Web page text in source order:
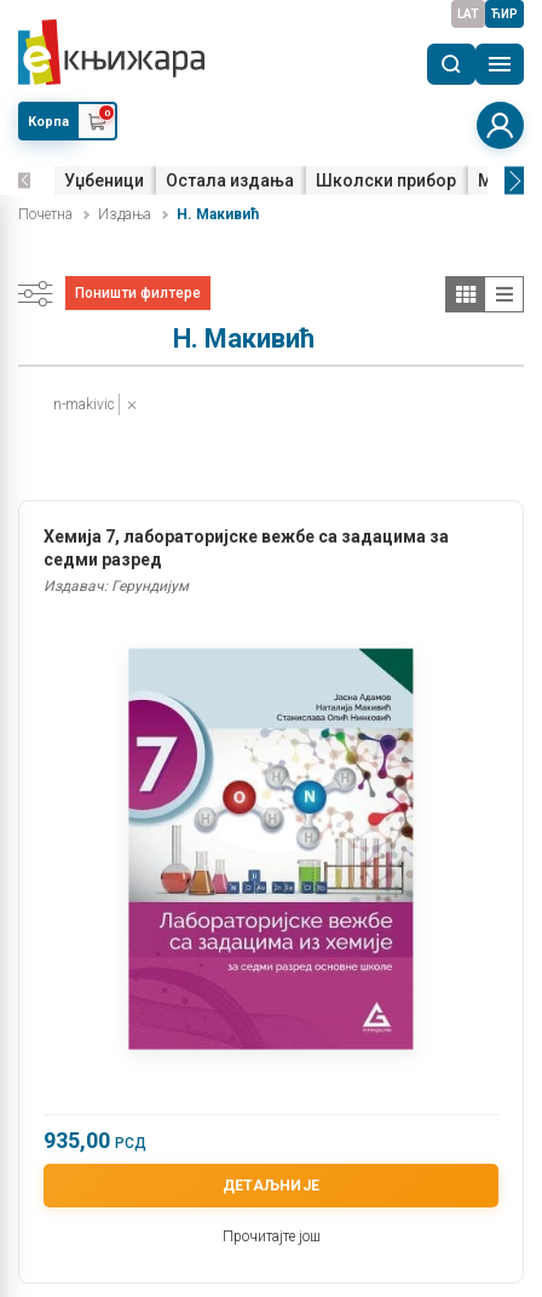
LAT ЋИР
Корпа
0
Уџбеници Остала издања Школски прибор Мала
Почетна Издања Н. Макивић
Поништи филтере
Н. Макивић
n-makivic
Хемија 7, лабораторијске вежбе са задацима за
седми разред
Издавач: Герундијум
935,00 РСД
ДЕТАЉНИЈЕ
Прочитајте још